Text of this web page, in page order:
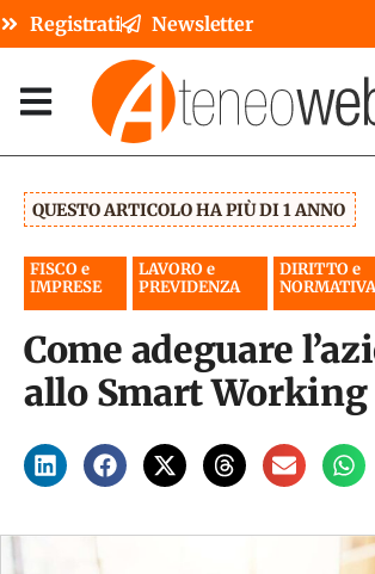
Registrati Newsletter
QUESTO ARTICOLO HA PIÙ DI 1 ANNO
FISCO e
IMPRESE
LAVORO e
PREVIDENZA
DIRITTO e
NORMATIVA
Come adeguare
allo Smart Working